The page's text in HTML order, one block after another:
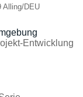
Alling/DEU
Entwicklung